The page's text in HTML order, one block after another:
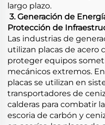
largo plazo.
3. Generación de
Protección de
Las industrias de
utilizan placas de acero
proteger equipos
mecánicos extremos.
placas se utilizan en
transportadores de
calderas para combatir
escoria de carbón y